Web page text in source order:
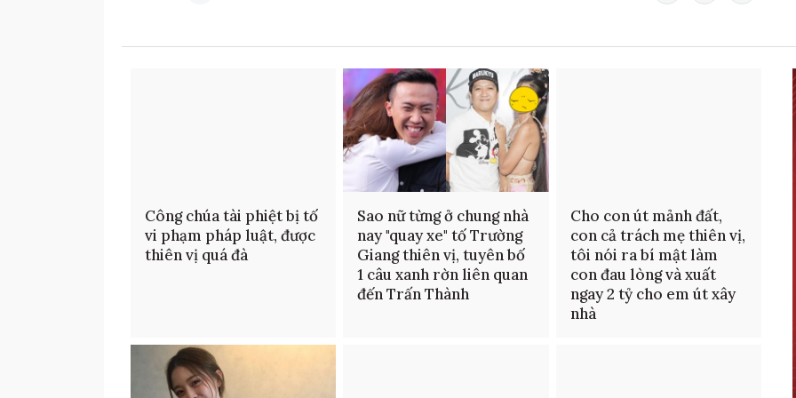
Công chúa tài phiệt bị tố
vi phạm pháp luật, được
thiên vị quá đà
Sao nữ từng ở chung nhà
nay "quay xe" tố Trường
Giang thiên vị, tuyên bố
1 câu xanh rờn liên quan
đến Trấn Thành
Cho con út mảnh đất,
con cả trách mẹ thiên vị,
tôi nói ra bí mật làm
con đau lòng và xuất
ngay 2 tỷ cho em út xây
nhà